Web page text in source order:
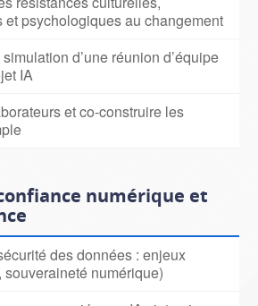
psychologiques au changement
d’une réunion d’équipe
IA
et co-construire les
numérique et
des données : enjeux
numérique)